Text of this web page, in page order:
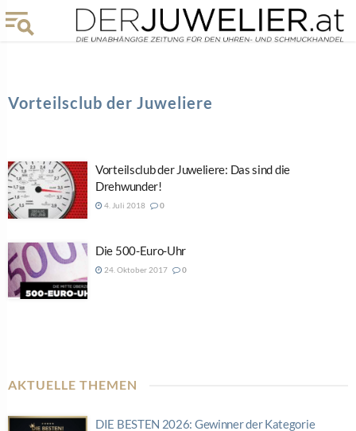
Vorteilsclub der Juweliere
Vorteilsclub der Juweliere: Das sind die
Drehwunder!
4. Juli 2018 0
Die 500-Euro-Uhr
24. Oktober 2017 0
AKTUELLE THEMEN
DIE BESTEN 2026: Gewinner der Kategorie